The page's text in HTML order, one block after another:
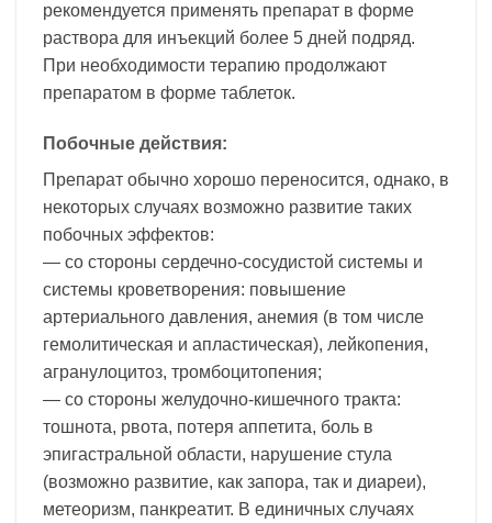
рекомендуется применять препарат в форме
раствора для инъекций более 5 дней подряд.
При необходимости терапию продолжают
препаратом в форме таблеток.
Побочные действия:
Препарат обычно хорошо переносится, однако, в
некоторых случаях возможно развитие таких
побочных эффектов:
— со стороны сердечно-сосудистой системы и
системы кроветворения: повышение
артериального давления, анемия (в том числе
гемолитическая и апластическая), лейкопения,
агранулоцитоз, тромбоцитопения;
— со стороны желудочно-кишечного тракта:
тошнота, рвота, потеря аппетита, боль в
эпигастральной области, нарушение стула
(возможно развитие, как запора, так и диареи),
метеоризм, панкреатит. В единичных случаях